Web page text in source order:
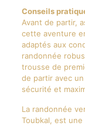
Conseils
Avant de partir,
cette aventure
adaptés aux
randonnée
trousse de
de partir avec
sécurité et
La randonnée
Toubkal, est